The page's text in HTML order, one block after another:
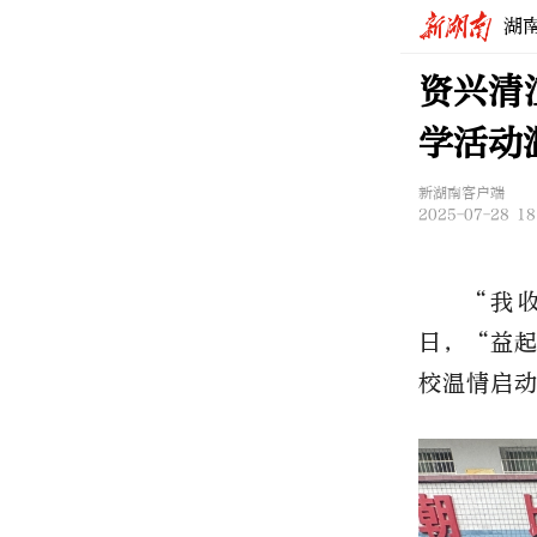
湖
资兴
学活动
新湖南客户端
2025-07-28
“我
日，
“益
校温情启